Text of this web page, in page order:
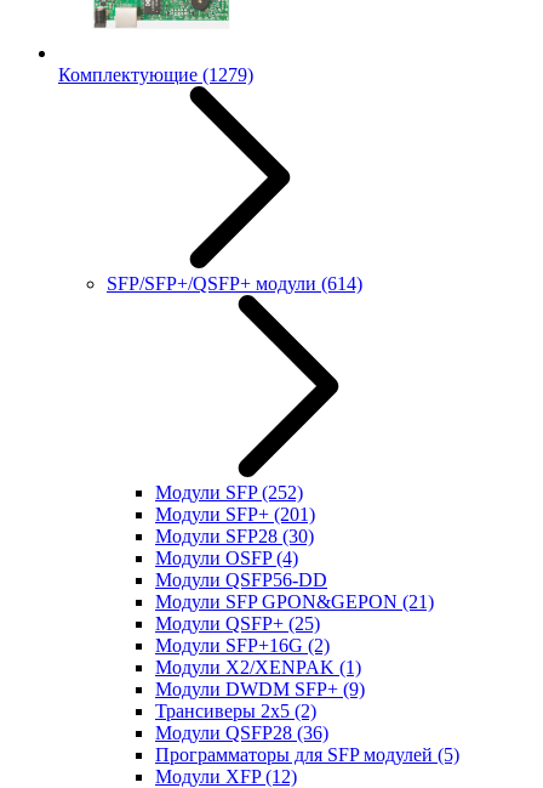
Комплектующие (1279)
SFP/SFP+/QSFP+ модули (614)
Модули SFP(252)
Модули SFP+ (201)
Модули SFP28 (30)
Модули OSFP(4)
Модули QSFP56-DD
Модули SFP GPON&GEPON (21)
Модули QSFP+ (25)
Модули SFP+16G (2)
Модули X2/XENPAK (1)
Модули DWDM SFP+ (9)
Трансиверы 2x5 (2)
Модули QSFP28 (36)
Программаторы для SFP модулей (5)
Модули XFP(12)